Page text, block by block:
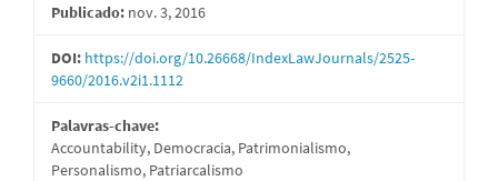
de
artigos
Publicado: nov. 3, 2016
DOI: https://doi.org/10.26668/IndexLawJournals/2525-
9660/2016.v2i1.1112
Palavras-chave:
Accountability, Democracia, Patrimonialismo,
Personalismo, Patriarcalismo